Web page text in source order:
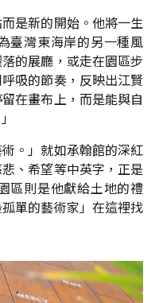
是新的開始。他將一生
臺灣東海岸的另一種風
的展廳，或走在園區步
吸的節奏，反映出江賢
在畫布上，而是能與自
。」就如承翰館的深紅
、希望等中英字，正是
區則是他獻給土地的禮
單的藝術家」在這裡找